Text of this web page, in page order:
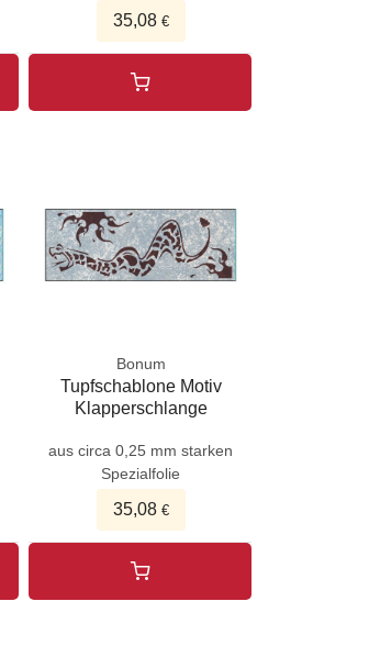
35,08€
Bonum
Tupfschablone Motiv
Klapperschlange
aus circa 0,25 mm starken
Spezialfolie
35,08€